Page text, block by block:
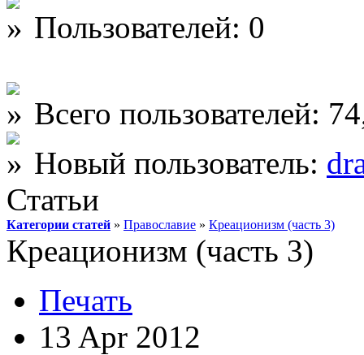
Пользователей: 0
Всего пользователей:
Новый пользователь:
Статьи
Категории статей » Православие » Креационизм (часть 3)
Креационизм (часть 3)
Печать
13 Apr 2012